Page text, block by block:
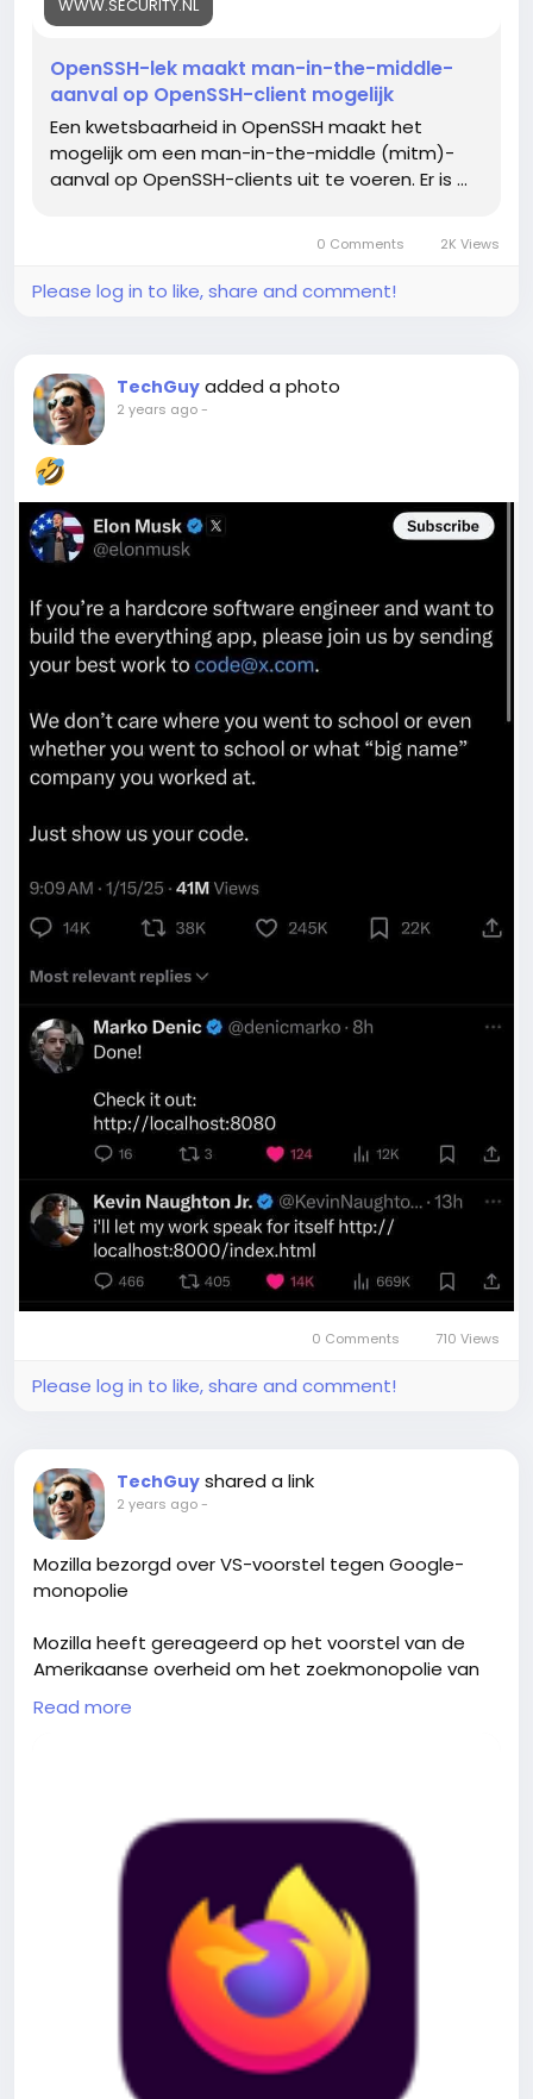
WWW.SECURITY.NL
OpenSSH-lek maakt man-in-the-middle-
aanval op OpenSSH-client mogelijk
Een kwetsbaarheid in OpenSSH maakt het
mogelijk om een man-in-the-middle (mitm)-
aanval op OpenSSH-clients uit te voeren. Er is ...
0 Comments 2K Views
Please log in to like, share and comment!
TechGuy added a photo
2 years ago-
0 Comments 710 Views
Please log in to like, share and comment!
TechGuy shared a link
2 years ago-
Mozilla bezorgd over VS-voorstel tegen Google-
monopolie
Mozilla heeft gereageerd op het voorstel van de
Amerikaanse overheid om het zoekmonopolie van
Google te doorbreken. Volgens Mozilla kan dit
gevolgen hebben voor Firefox, dat grotendeels
ingrepen in het zoeklandschap ook kleinere spelers
zoals Firefox kunnen raken, en pleit voor een aanpak
die innovatie en concurrentie bevordert zonder hen
https://www.security.nl/posting/869586/Mozilla%
+voorstel+VS+om+zoekmonopolie+Google+te+doo
rbreken+raakt+Firefox?channel=rss
Read more